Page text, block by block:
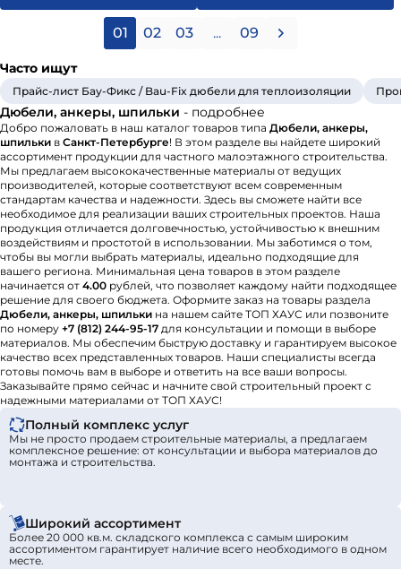
01 02 03 ... 09
Часто ищут
Прайс-лист Бау-Фикс / Bau-Fix дюбели для теплоизоляции
Дюбели, анкеры, шпильки - подробнее
Добро пожаловать в наш каталог товаров типа Дюбели, анкеры,
шпильки в Санкт-Петербурге! В этом разделе вы найдете широкий
ассортимент продукции для частного малоэтажного строительства.
Мы предлагаем высококачественные материалы от ведущих
производителей, которые соответствуют всем современным
стандартам качества и надежности. Здесь вы сможете найти все
необходимое для реализации ваших строительных проектов. Наша
продукция отличается долговечностью, устойчивостью к внешним
воздействиям и простотой в использовании. Мы заботимся о том,
чтобы вы могли выбрать материалы, идеально подходящие для
вашего региона. Минимальная цена товаров в этом разделе
начинается от 4.00 рублей, что позволяет каждому найти подходящее
решение для своего бюджета. Оформите заказ на товары раздела
Дюбели, анкеры, шпильки на нашем сайте ТОП ХАУС или позвоните
по номеру +7 (812) 244-95-17 для консультации и помощи в выборе
материалов. Мы обеспечим быструю доставку и гарантируем высокое
качество всех представленных товаров. Наши специалисты всегда
готовы помочь вам в выборе и ответить на все ваши вопросы.
Заказывайте прямо сейчас и начните свой строительный проект с
надежными материалами от ТОП ХАУС!
Полный комплекс услуг
Мы не просто продаем строительные материалы, а предлагаем
комплексное решение: от консультации и выбора материалов до
монтажа и строительства.
Широкий ассортимент
Более 20 000 кв.м. складского комплекса с самым широким
ассортиментом гарантирует наличие всего необходимого в одном
месте.